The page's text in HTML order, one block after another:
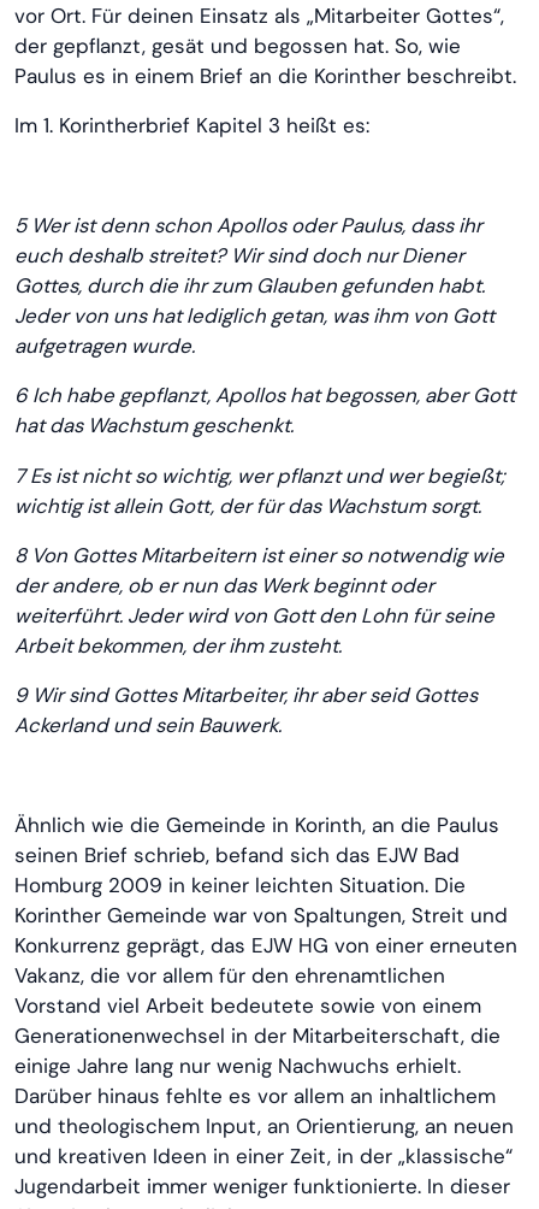
vor Ort. Für deinen Einsatz als „Mitarbeiter Gottes“,
der gepflanzt, gesät und begossen hat. So, wie
Paulus es in einem Brief an die Korinther beschreibt.
Im 1. Korintherbrief Kapitel 3 heißt es:
5 Wer ist denn schon Apollos oder Paulus, dass ihr
euch deshalb streitet? Wir sind doch nur Diener
Gottes, durch die ihr zum Glauben gefunden habt.
Jeder von uns hat lediglich getan, was ihm von Gott
aufgetragen wurde.
6 Ich habe gepflanzt, Apollos hat begossen, aber Gott
hat das Wachstum geschenkt.
7 Es ist nicht so wichtig, wer pflanzt und wer begießt;
wichtig ist allein Gott, der für das Wachstum sorgt.
8 Von Gottes Mitarbeitern ist einer so notwendig wie
der andere, ob er nun das Werk beginnt oder
weiterführt. Jeder wird von Gott den Lohn für seine
Arbeit bekommen, der ihm zusteht.
9 Wir sind Gottes Mitarbeiter, ihr aber seid Gottes
Ackerland und sein Bauwerk.
Ähnlich wie die Gemeinde in Korinth, an die Paulus
seinen Brief schrieb, befand sich das EJW Bad
Homburg 2009 in keiner leichten Situation. Die
Korinther Gemeinde war von Spaltungen, Streit und
Konkurrenz geprägt, das EJW HG von einer erneuten
Vakanz, die vor allem für den ehrenamtlichen
Vorstand viel Arbeit bedeutete sowie von einem
Generationenwechsel in der Mitarbeiterschaft, die
einige Jahre lang nur wenig Nachwuchs erhielt.
Darüber hinaus fehlte es vor allem an inhaltlichem
und theologischem Input, an Orientierung, an neuen
und kreativen Ideen in einer Zeit, in der „klassische“
Jugendarbeit immer weniger funktionierte. In dieser